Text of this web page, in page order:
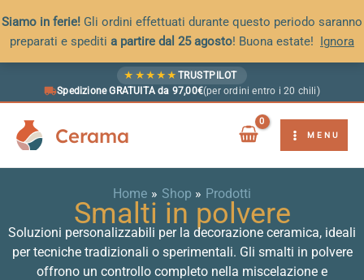
Siamo in ferie! Gli ordini effettuati durante questo periodo saranno
preparati e spediti a partire dal 25 agosto! Buona estate! Ignora
★ ★ ★ ★ ★ TRUSTPILOT
Spedizione GRATUITA da 97,00€(per ordini entro i 20 chili)
Cerama MENU
Home Shop Prodotti
Smalti in polvere
Soluzioni personalizzabili per la decorazione ceramica, ideali
per tecniche tradizionali o sperimentali. Gli smalti in polvere
offrono un controllo completo nella miscelazione e